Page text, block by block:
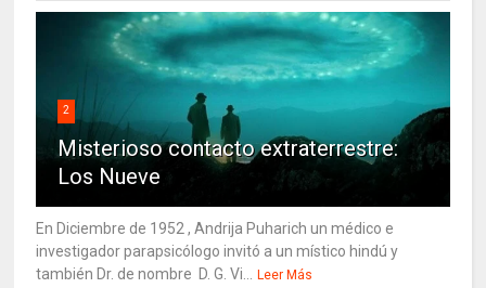
2
Misterioso contacto extraterrestre:
Los Nueve
En Diciembre de 1952 , Andrija Puharich un médico e
investigador parapsicólogo invitó a un místico hindú y
también Dr. de nombre D. G. Vi...
Leer Más